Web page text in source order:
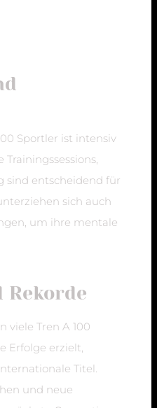
Sportler ist intensiv
sind entscheidend für
sich auch
um ihre mentale
Rekorde
viele Tren A 100
Erfolge erzielt,
Titel.
und neue